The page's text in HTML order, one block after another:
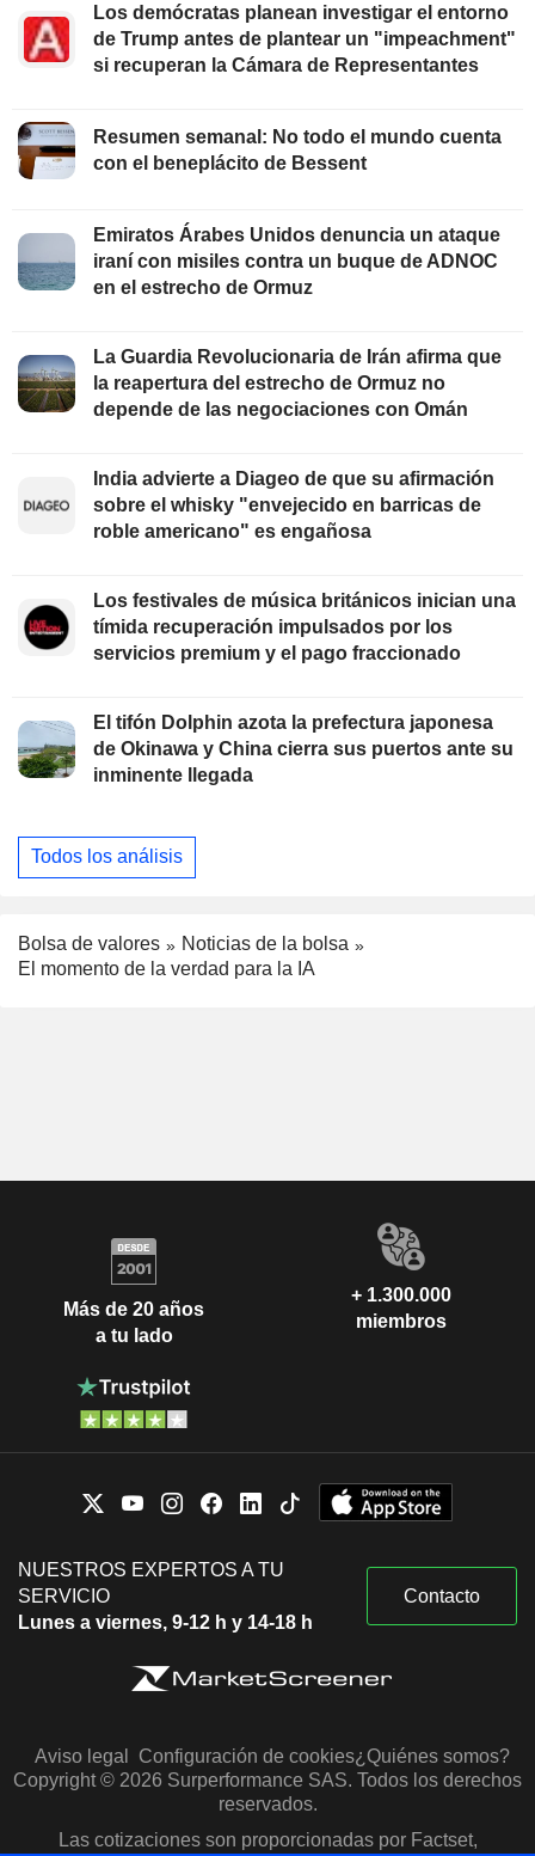
Los demócratas planean investigar el entorno
de Trump antes de plantear un "impeachment"
si recuperan la Cámara de Representantes
Resumen semanal: No todo el mundo cuenta
con el beneplácito de Bessent
Emiratos Árabes Unidos denuncia un ataque
iraní con misiles contra un buque de ADNOC
en el estrecho de Ormuz
La Guardia Revolucionaria de Irán afirma que
la reapertura del estrecho de Ormuz no
depende de las negociaciones con Omán
India advierte a Diageo de que su afirmación
sobre el whisky "envejecido en barricas de
roble americano" es engañosa
Los festivales de música británicos inician una
tímida recuperación impulsados por los
servicios premium y el pago fraccionado
El tifón Dolphin azota la prefectura japonesa
de Okinawa y China cierra sus puertos ante su
inminente llegada
Todos los análisis
Bolsa de valores
Noticias de la bolsa
El momento de la verdad para la IA
Más de 20 años
a tu lado
+ 1.300.000
miembros
NUESTROS EXPERTOS A TU
SERVICIO
Lunes a viernes, 9-12 h y 14-18 h
Contacto
Aviso legal Configuración de cookies¿Quiénes somos?
Copyright © 2026 Surperformance SAS. Todos los derechos
reservados.
Las cotizaciones son proporcionadas por Factset,